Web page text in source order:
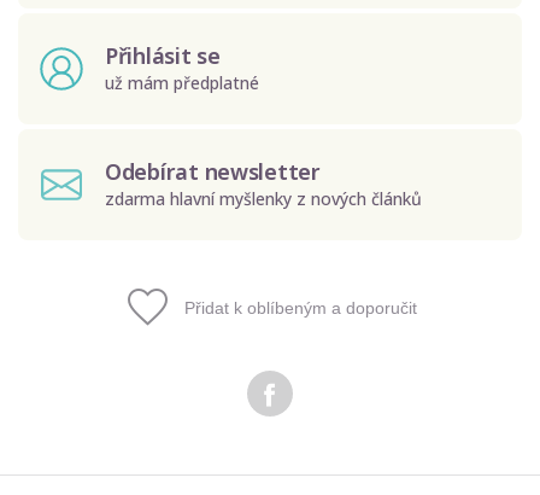
Přihlásit se
už mám předplatné
Odebírat newsletter
zdarma hlavní myšlenky z nových článků
Odeslat
Přidat k oblíbeným a doporučit